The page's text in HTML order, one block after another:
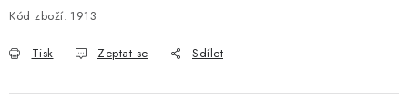
Kód zboží: 1913
Tisk Zeptat se Sdílet